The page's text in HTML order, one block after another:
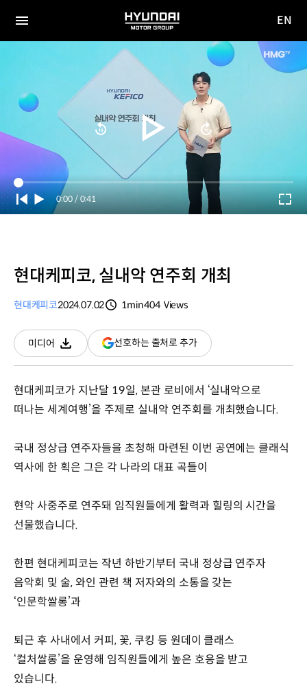
전체
HYUNDAI
MOTOR
GROUP
사이
EN
Current
Time
0:00 / Duration
0:41
현대케피코, 실내악 연주회 개최
현대케피코2024.07.02
1min404 Views
미디어
다운로드
선호하는 출처로 추가(새
창
현대케피코가 지난달 19일, 본관 로비에서 ‘실내악으로
떠나는 세계여행’을 주제로 실내악 연주회를 개최했습니다.
국내 정상급 연주자들을 초청해 마련된 이번 공연에는 클래식
역사에 한 획은 그은 각 나라의 대표 곡들이
현악 사중주로 연주돼 임직원들에게 활력과 힐링의 시간을
선물했습니다.
한편 현대케피코는 작년 하반기부터 국내 정상급 연주자
음악회 및 술, 와인 관련 책 저자와의 소통을 갖는
‘인문학쌀롱’과
퇴근 후 사내에서 커피, 꽃, 쿠킹 등 원데이 클래스
‘컬처쌀롱’을 운영해 임직원들에게 높은 호응을 받고
있습니다.